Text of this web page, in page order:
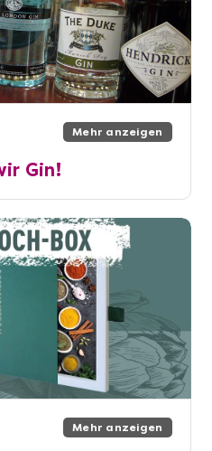
Mehr anzeigen
Gin!
Mehr anzeigen